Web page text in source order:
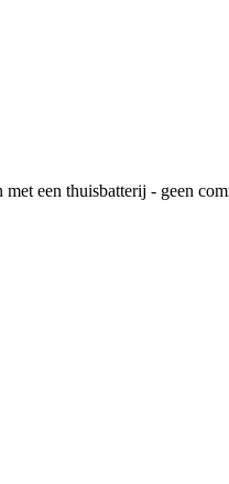
een thuisbatterij - geen